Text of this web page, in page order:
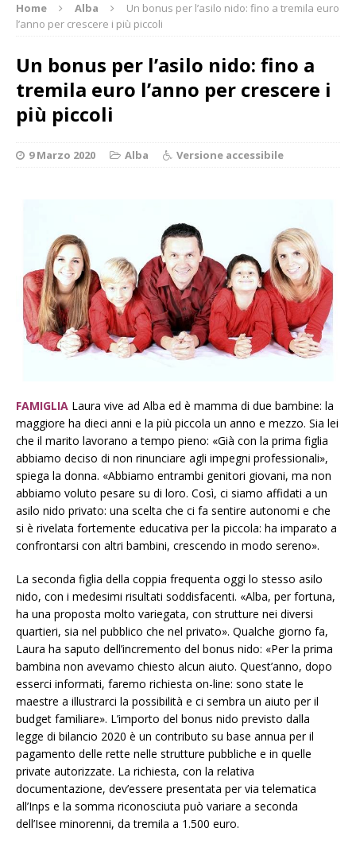
Home Alba
Un bonus per l’asilo nido: fino a tremila euro
l’anno per crescere i più piccoli
Un bonus per l’asilo nido: fino a
tremila euro l’anno per crescere i
più piccoli
9 Marzo 2020 Alba Versione accessibile
FAMIGLIA Laura vive ad Alba ed è mamma di due bambine: la
maggiore ha dieci anni e la più piccola un anno e mezzo. Sia lei
che il marito lavorano a tempo pieno: «Già con la prima figlia
abbiamo deciso di non rinunciare agli impegni professionali»,
spiega la donna. «Abbiamo entrambi genitori giovani, ma non
abbiamo voluto pesare su di loro. Così, ci siamo affidati a un
asilo nido privato: una scelta che ci fa sentire autonomi e che
si è rivelata fortemente educativa per la piccola: ha imparato a
confrontarsi con altri bambini, crescendo in modo sereno».
La seconda figlia della coppia frequenta oggi lo stesso asilo
nido, con i medesimi risultati soddisfacenti. «Alba, per fortuna,
ha una proposta molto variegata, con strutture nei diversi
quartieri, sia nel pubblico che nel privato». Qualche giorno fa,
Laura ha saputo dell’incremento del bonus nido: «Per la prima
bambina non avevamo chiesto alcun aiuto. Quest’anno, dopo
esserci informati, faremo richiesta on-line: sono state le
maestre a illustrarci la possibilità e ci sembra un aiuto per il
budget familiare». L’importo del bonus nido previsto dalla
legge di bilancio 2020 è un contributo su base annua per il
pagamento delle rette nelle strutture pubbliche e in quelle
private autorizzate. La richiesta, con la relativa
documentazione, dev’essere presentata per via telematica
all’Inps e la somma riconosciuta può variare a seconda
dell’Isee minorenni, da tremila a 1.500 euro.